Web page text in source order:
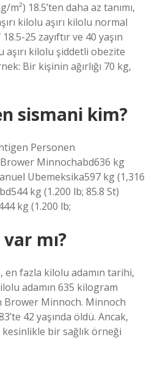
18.5’ten daha az tanımı,
kilolu aşırı kilolu normal
25 zayıftır ve 40 yaşın
aşırı kilolu şiddetli obezite
Bir kişinin ağırlığı 70 kg,
sismani kim?
Personen
Minnochabd636 kg
Ubemeksika597 kg (1,316
kg (1.200 lb; 85.8 St)
kg (1.200 lb;
mı?
en fazla kilolu adamın tarihi,
adamın 635 kilogram
Brower Minnoch. Minnoch
42 yaşında öldü. Ancak,
bir sağlık örneği